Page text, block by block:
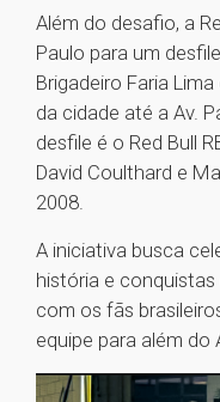
Além do desafio, a
Paulo para um
Brigadeiro Faria
da cidade até a Av.
desfile é o Red Bull
David Coulthard e
2008.
A iniciativa busca
história e conquistas
com os fãs
equipe para além do